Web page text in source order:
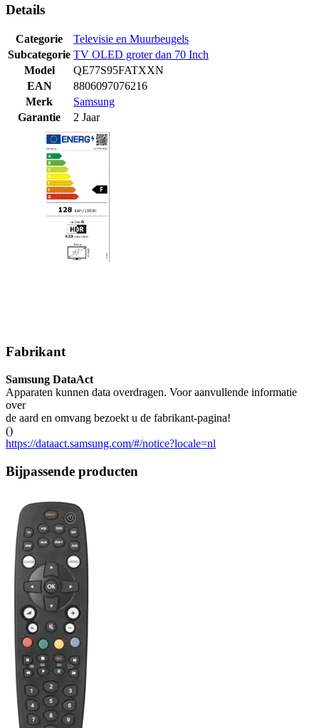
Details
Categorie
Televisie en Muurbeugels
Subcategorie TV OLED groter dan 70 Inch
Model
QE77S95FATXXN
EAN
8806097076216
Merk
Samsung
Garantie
2 Jaar
Fabrikant
Samsung DataAct
Apparaten kunnen data overdragen. Voor aanvullende informatie
over
de aard en omvang bezoekt u de fabrikant-pagina!
()
https://dataact.samsung.com/#/notice?locale=nl
Bijpassende producten